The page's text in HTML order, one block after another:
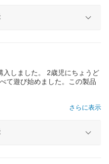
入しました。 2歳児にちょうど
て遊び始めました。この製品
さらに表示